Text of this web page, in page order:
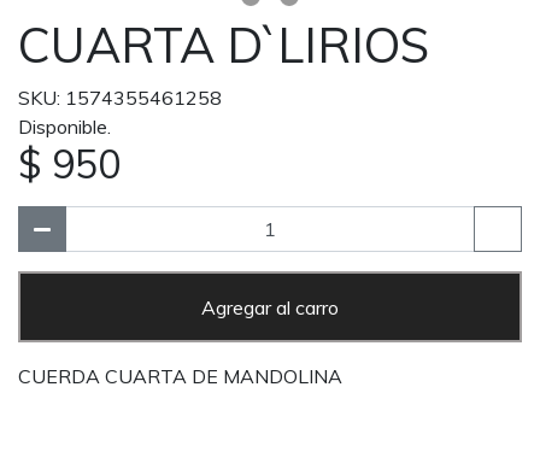
CUARTA D`LIRIOS
SKU: 1574355461258
Disponible.
$ 950
Agregar al carro
CUERDA CUARTA DE MANDOLINA